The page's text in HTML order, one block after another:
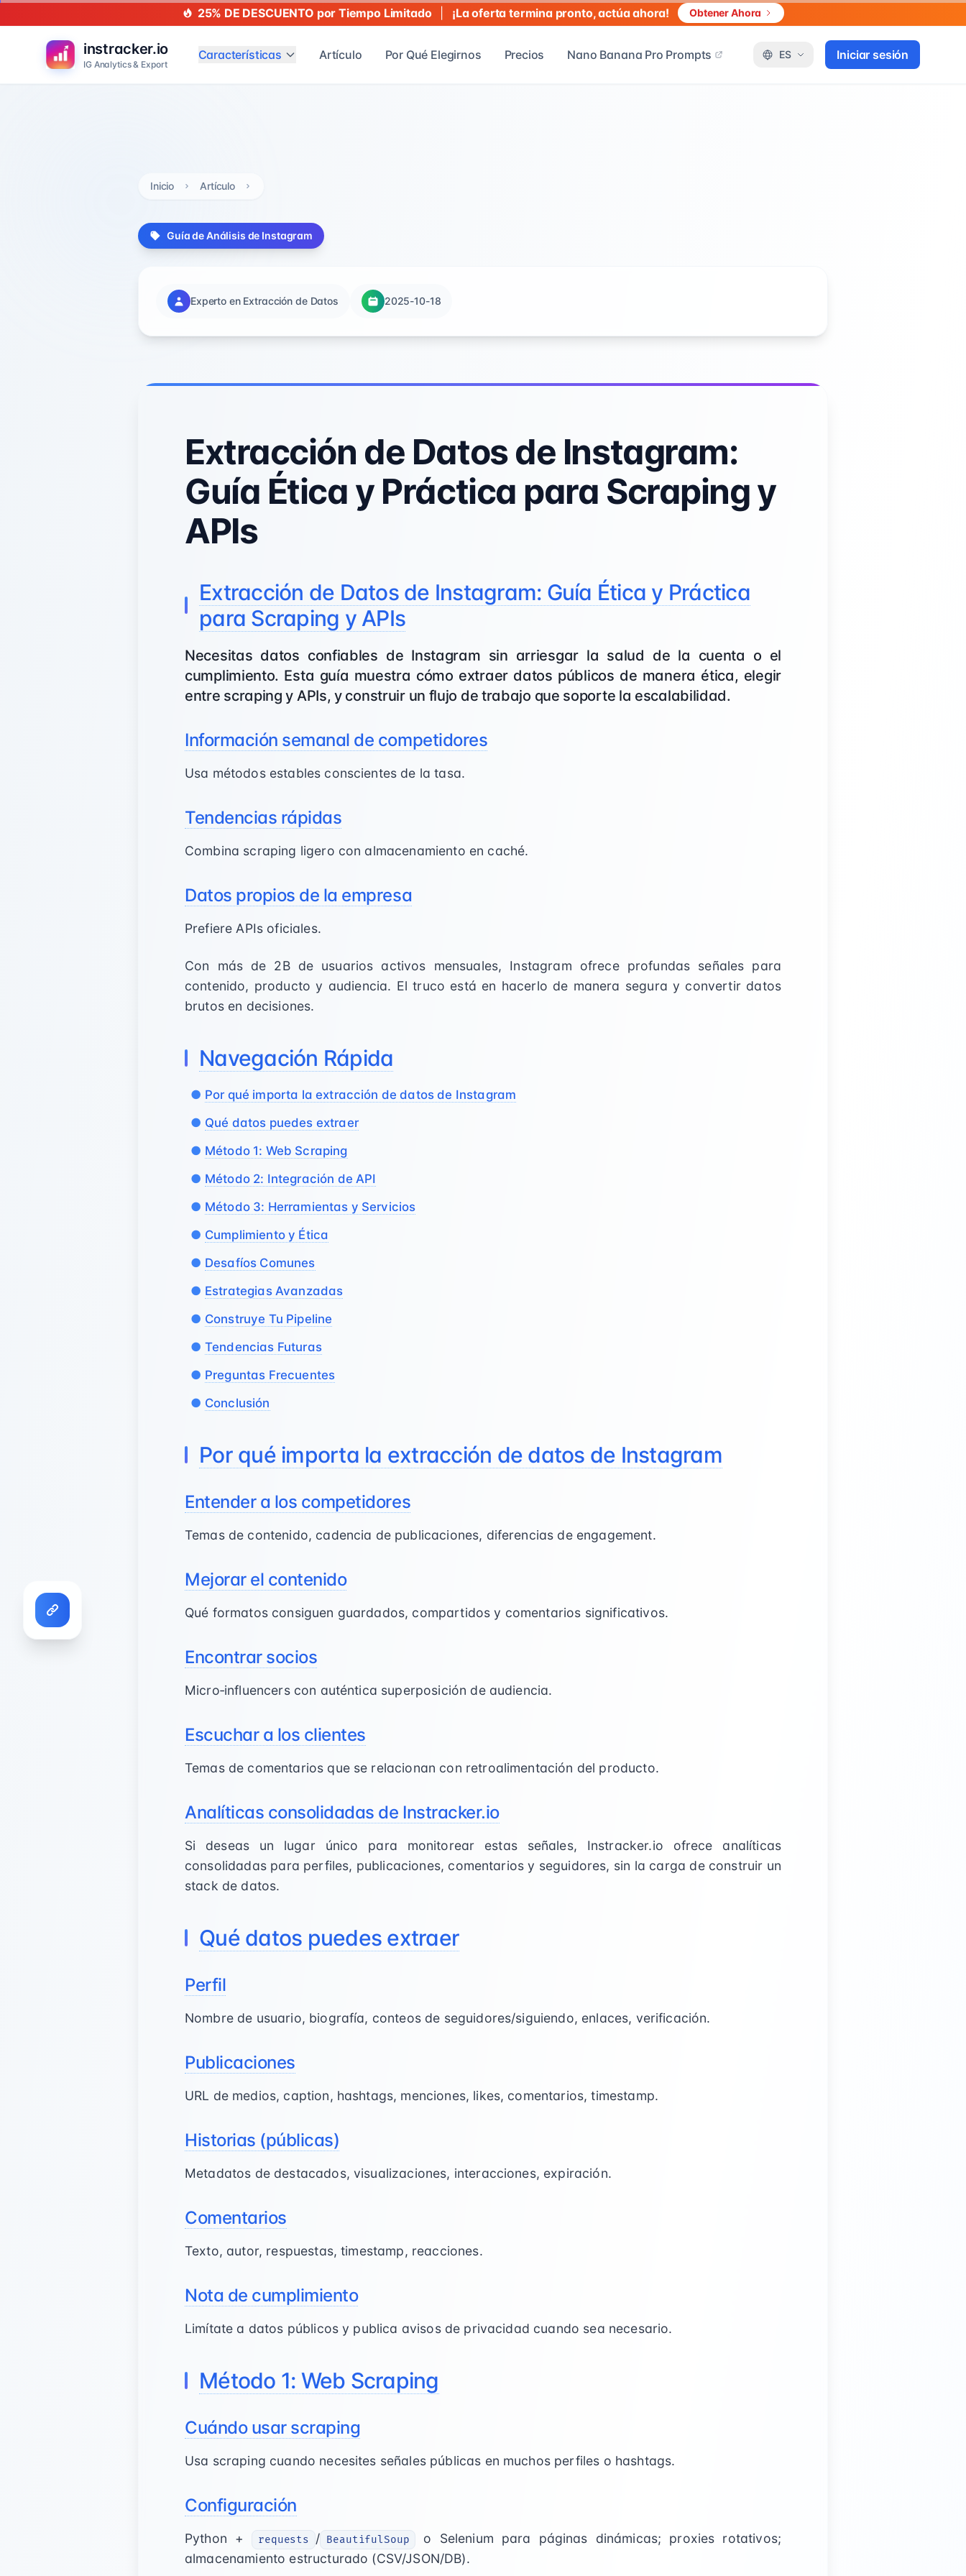
25% DE DESCUENTO por Tiempo Limitado ¡La oferta termina pronto, actúa ahora! Obtener Ahora
instracker.io
IG Analytics & Export
Características Artículo Por Qué Elegirnos Precios Nano Banana Pro Prompts ES Iniciar sesión
Inicio Artículo
Guía de Análisis de Instagram
Experto en Extracción de Datos 2025-10-18
Extracción de Datos de Instagram:
Guía Ética y Práctica para Scraping y
APIs
Extracción de Datos de Instagram: Guía Ética y Práctica
para Scraping y APIs
Necesitas datos confiables de Instagram sin arriesgar la salud de la cuenta o el
cumplimiento. Esta guía muestra cómo extraer datos públicos de manera ética, elegir
entre scraping y APIs, y construir un flujo de trabajo que soporte la escalabilidad.
Información semanal de competidores
Usa métodos estables conscientes de la tasa.
Tendencias rápidas
Combina scraping ligero con almacenamiento en caché.
Datos propios de la empresa
Prefiere APIs oficiales.
Con más de 2B de usuarios activos mensuales, Instagram ofrece profundas señales para
contenido, producto y audiencia. El truco está en hacerlo de manera segura y convertir datos
brutos en decisiones.
Navegación Rápida
Por qué importa la extracción de datos de Instagram
Qué datos puedes extraer
Método 1: Web Scraping
Método 2: Integración de API
Método 3: Herramientas y Servicios
Cumplimiento y Ética
Desafíos Comunes
Estrategias Avanzadas
Construye Tu Pipeline
Tendencias Futuras
Preguntas Frecuentes
Conclusión
Por qué importa la extracción de datos de Instagram
Entender a los competidores
Temas de contenido, cadencia de publicaciones, diferencias de engagement.
Mejorar el contenido
Qué formatos consiguen guardados, compartidos y comentarios significativos.
Encontrar socios
Micro‑influencers con auténtica superposición de audiencia.
Escuchar a los clientes
Temas de comentarios que se relacionan con retroalimentación del producto.
Analíticas consolidadas de Instracker.io
Si deseas un lugar único para monitorear estas señales, Instracker.io ofrece analíticas
consolidadas para perfiles, publicaciones, comentarios y seguidores, sin la carga de construir un
stack de datos.
Qué datos puedes extraer
Perfil
Nombre de usuario, biografía, conteos de seguidores/siguiendo, enlaces, verificación.
Publicaciones
URL de medios, caption, hashtags, menciones, likes, comentarios, timestamp.
Historias (públicas)
Metadatos de destacados, visualizaciones, interacciones, expiración.
Comentarios
Texto, autor, respuestas, timestamp, reacciones.
Nota de cumplimiento
Limítate a datos públicos y publica avisos de privacidad cuando sea necesario.
Método 1: Web Scraping
Cuándo usar scraping
Usa scraping cuando necesites señales públicas en muchos perfiles o hashtags.
Configuración
Python + requests / BeautifulSoup
o Selenium para páginas dinámicas; proxies rotativos;
almacenamiento estructurado (CSV/JSON/DB).